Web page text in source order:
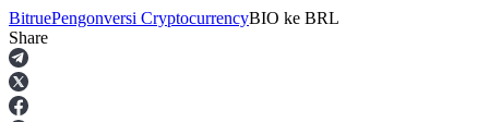
Berjangka
BitruePengonversi CryptocurrencyBIO ke BRL
Share